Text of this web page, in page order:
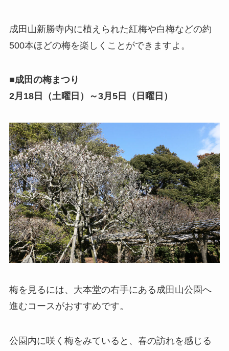
成田山新勝寺内に植えられた紅梅や白梅などの約
500本ほどの梅を楽しくことができますよ。
■成田の梅まつり
2月18日（土曜日）～3月5日（日曜日）
梅を見るには、大本堂の右手にある成田山公園へ
進むコースがおすすめです。
公園内に咲く梅をみていると、春の訪れを感じる